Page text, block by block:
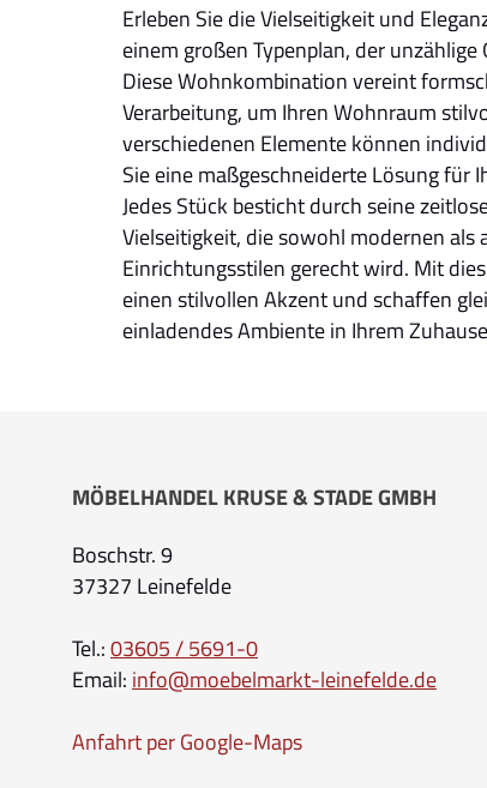
Erleben Sie die Vielseitigkeit und
einem großen Typenplan, der
Diese Wohnkombination vereint
Verarbeitung, um Ihren Wohnraum
verschiedenen Elemente können
Sie eine maßgeschneiderte Lösung für
Jedes Stück besticht durch seine
Vielseitigkeit, die sowohl modernen als
Einrichtungsstilen gerecht wird. Mit
einen stilvollen Akzent und schaffen
einladendes Ambiente in Ihrem
MÖBELHANDEL KRUSE & STADE GMBH
Boschstr. 9
37327 Leinefelde
Tel.:03605 / 5691-0
Email: info@moebelmarkt-leinefelde.de
Anfahrt per Google-Maps